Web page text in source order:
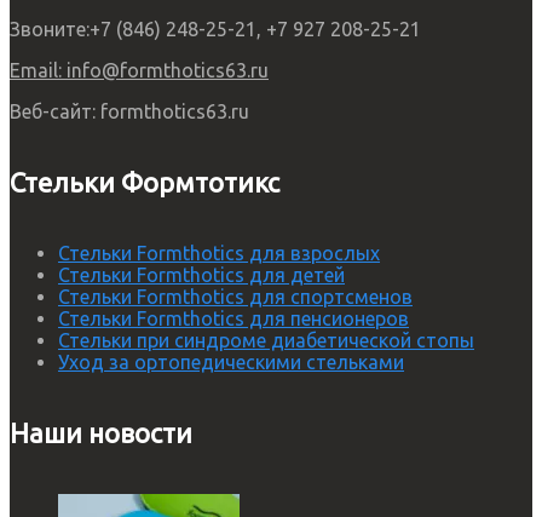
Звоните:+7 (846) 248-25-21, +7 927 208-25-21
Email: info@formthotics63.ru
Веб-сайт: formthotics63.ru
Стельки Формтотикс
Стельки Formthotics для взрослых
Стельки Formthotics для детей
Стельки Formthotics для спортсменов
Стельки Formthotics для пенсионеров
Стельки при синдроме диабетической стопы
Уход за ортопедическими стельками
Наши новости